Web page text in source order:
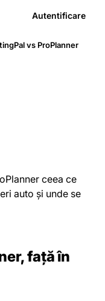
Autentificare
vs ProPlanner
ceea ce
auto și unde se
față în